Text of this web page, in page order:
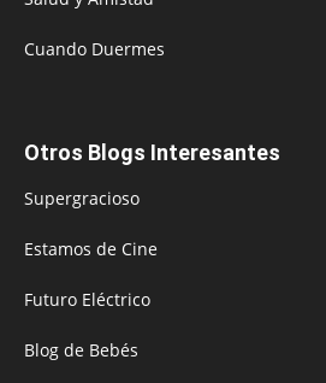
Cuando Duermes
Otros Blogs Interesantes
Supergracioso
Estamos de Cine
Futuro Eléctrico
Blog de Bebés